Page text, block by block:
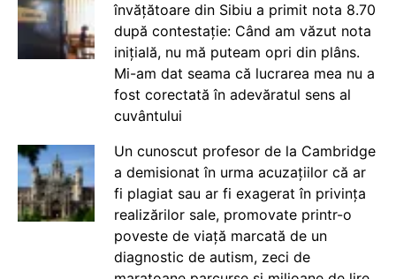
învățătoare din Sibiu a primit nota 8.70
după contestație: Când am văzut nota
inițială, nu mă puteam opri din plâns.
Mi-am dat seama că lucrarea mea nu a
fost corectată în adevăratul sens al
cuvântului
Un cunoscut profesor de la Cambridge
a demisionat în urma acuzațiilor că ar
fi plagiat sau ar fi exagerat în privința
realizărilor sale, promovate printr-o
poveste de viață marcată de un
diagnostic de autism, zeci de